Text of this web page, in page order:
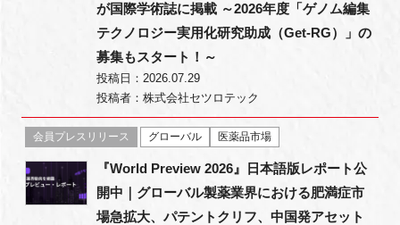
が国際学術誌に掲載 ～2026年度「ゲノム編集
テクノロジー実用化研究助成（Get-RG）」の
募集もスタート！～
投稿日：2026.07.29
投稿者：株式会社セツロテック
会員プレスリリース グローバル 医薬品市場
『World Preview 2026』日本語版レポート公
開中｜グローバル製薬業界における肥満症市
場急拡大、パテントクリフ、中国発アセット